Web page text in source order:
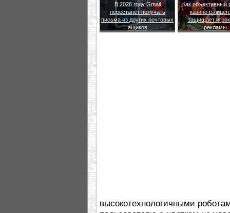
В 2026 году Gmail
перестанет получать
письма из других почтовых
ящиков
Как объективный
казино с
защищает
рекламы
высокотехнологичными